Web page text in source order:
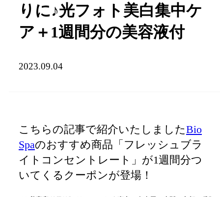
りに♪光フォト美白集中ケ
ア＋1週間分の美容液付
2023.09.04
こちらの記事で紹介いたしましたBio
Spaのおすすめ商品「フレッシュブラ
イトコンセントレート」が1週間分つ
いてくるクーポンが登場！